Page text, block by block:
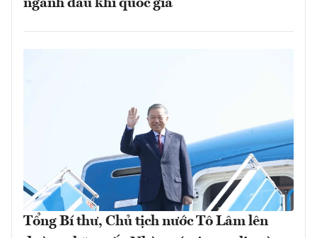
ngành dầu khí quốc gia
Tổng Bí thư, Chủ tịch nước Tô Lâm lên